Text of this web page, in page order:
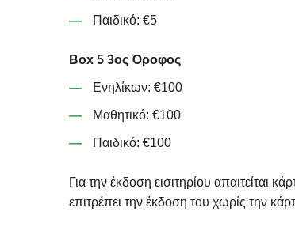
Παιδικό: €5
Box 5 3ος Όροφος
Ενηλίκων: €100
Μαθητικό: €100
Παιδικό: €100
Για την έκδοση εισιτηρίου απαιτείται
επιτρέπει την έκδοση του χωρίς την